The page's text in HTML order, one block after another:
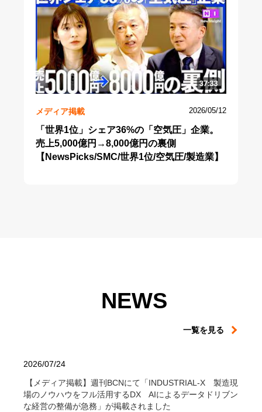
メディア掲載 2026/05/12
「世界1位」シェア36%の「空気圧」企業。
売上5,000億円→8,000億円の裏側
【NewsPicks/SMC/世界1位/空気圧/製造業】
NEWS
一覧を見る
2026/07/24
【メディア掲載】週刊BCNにて「INDUSTRIAL-X 製造現
場のノウハウをフル活用するDX AIによるデータドリブン
な経営の整備が急務」が掲載されました